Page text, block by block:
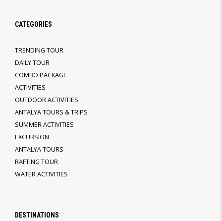
CATEGORIES
TRENDING TOUR
DAILY TOUR
COMBO PACKAGE
ACTIVITIES
OUTDOOR ACTIVITIES
ANTALYA TOURS & TRIPS
SUMMER ACTIVITIES
EXCURSION
ANTALYA TOURS
RAFTING TOUR
WATER ACTIVITIES
DESTINATIONS